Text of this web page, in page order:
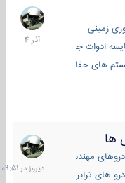
زمینی
ادوات جنگی
های حفاظت فعال
21
آذر
1404
مهندسی
نظام
های ترابری نظامی
دیروز
در
09:51